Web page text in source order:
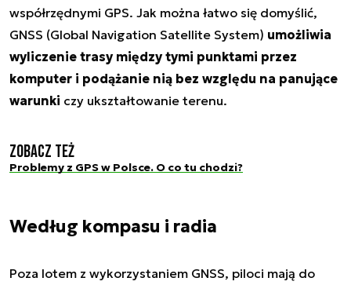
współrzędnymi GPS. Jak można łatwo się domyślić,
GNSS (Global Navigation Satellite System) umożliwia
wyliczenie trasy między tymi punktami przez
komputer i podążanie nią bez względu na panujące
warunki czy ukształtowanie terenu.
Zobacz też
Problemy z GPS w Polsce. O co tu chodzi?
Według kompasu i radia
Poza lotem z wykorzystaniem GNSS, piloci mają do